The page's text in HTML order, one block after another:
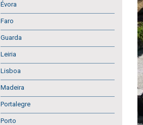
Évora
Faro
Guarda
Leiria
Lisboa
Madeira
Portalegre
Porto